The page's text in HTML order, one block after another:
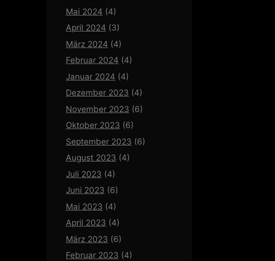
Mai 2024 (4)
April 2024 (3)
März 2024 (4)
Februar 2024 (4)
Januar 2024 (4)
Dezember 2023 (4)
November 2023 (6)
Oktober 2023 (6)
September 2023 (6)
August 2023 (4)
Juli 2023 (4)
Juni 2023 (6)
Mai 2023 (4)
April 2023 (4)
März 2023 (6)
Februar 2023 (4)